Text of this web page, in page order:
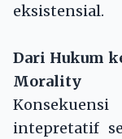
eksistensial.
Dari Hukum
Morality
intepretatif